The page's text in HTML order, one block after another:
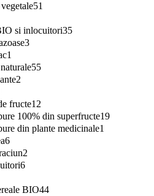
51
si inlocuitori35
3
1
55
2
fructe12
100% din superfructe19
din plante medicinale1
6
2
6
BIO44